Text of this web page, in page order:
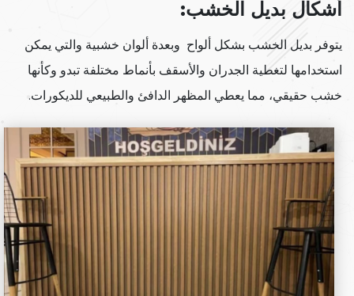
أشكال بديل الخشب:
يتوفر بديل الخشب بشكل ألواح وبعدة ألوان خشبية والتي يمكن
استخدامها لتغطية الجدران والأسقف بأنماط مختلفة تبدو وكأنها
خشب حقيقي، مما يعطي المظهر الدافئ والطبيعي للديكورات.